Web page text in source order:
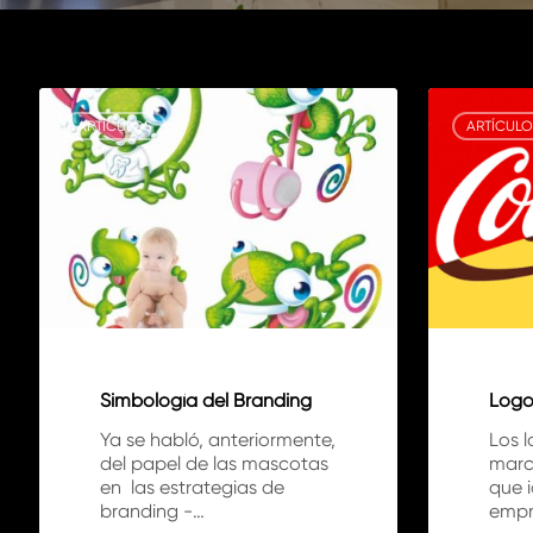
Simbología
del
Branding
ARTÍCULOS
Simbología del Branding
Ya se habló, anteriormente,
del papel de las mascotas
en las estrategias de
branding -…
Logotipos:
inspiración
Los
que